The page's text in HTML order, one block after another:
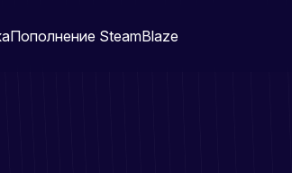
Пополнение SteamBlaze